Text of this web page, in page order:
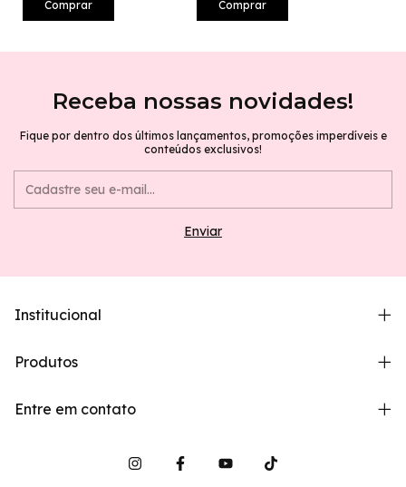
Receba nossas novidades!
Fique por dentro dos últimos lançamentos, promoções imperdíveis e
conteúdos exclusivos!
Institucional
Produtos
Entre em contato